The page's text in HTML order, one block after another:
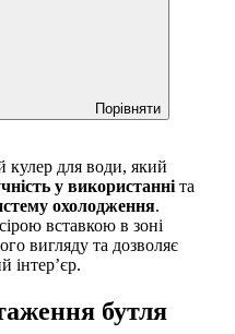
Порівняти
для води, який
у використанні та
охолодження.
вставкою в зоні
вигляду та дозволяє
інтер’єр.
бутля